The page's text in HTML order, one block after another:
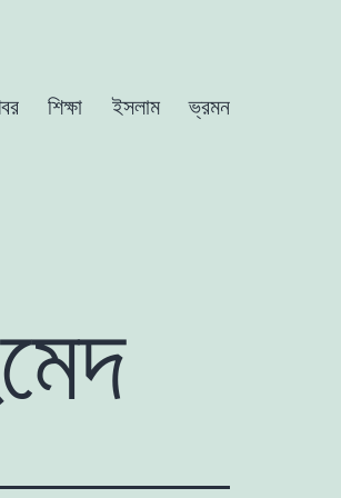
শিক্ষা ইসলাম ভ্রমন